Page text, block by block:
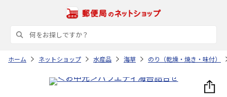
ホーム ネットショップ 水産品 海草 のり（乾燥・焼き・味付）